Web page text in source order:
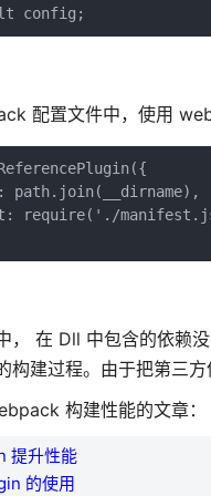
config;
配置文件中，使用
path.join(__dirname),
require('./
， 在 Dll 中包含的依
构建过程。由于把第三
构建性能的文章：
提升性能
的使用